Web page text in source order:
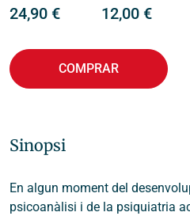
24,90 € 12,00 €
COMPRAR
Sinopsi
En algun moment del
psicoanàlisi i de la psiquiatria